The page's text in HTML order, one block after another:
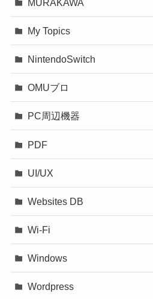
MURAKAWA
My Topics
NintendoSwitch
OMUブロ
PC周辺機器
PDF
UI/UX
Websites DB
Wi-Fi
Windows
Wordpress